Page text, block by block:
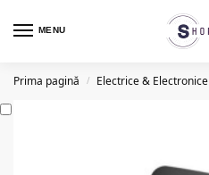
MENU
Prima pagină / Electrice & Electronice